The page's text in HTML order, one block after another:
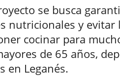
se busca
nutricionales y evitar
cocinar para
de 65 años,
en Leganés.